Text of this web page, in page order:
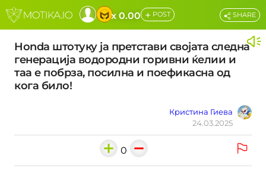
x 0.00 + POST
Honda штотуку ја претстави својата следна
генерација водородни горивни ќелии и
таа е побрза, посилна и поефикасна од
кога било!
Кристина Гиева
24.03.2025
SHARE
0